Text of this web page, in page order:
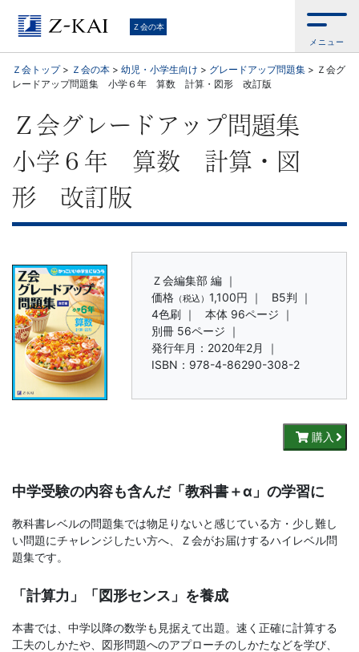
学
習
参
考
書
か
語
学
書、
幼
小
学
生
向
け
Ｚ会の本
メニュー
Ｚ会トップ> Ｚ会の本 > 幼児・小学生向け > グレードアップ問題集 > Ｚ会グ
レードアップ問題集 小学６年 算数 計算・図形 改訂版
Ｚ会グレードアップ問題集
小学６年 算数 計算・図
形 改訂版
Ｚ会編集部 編 ｜
価格 （税込）1,100円 ｜
B5判 ｜
4色刷 ｜
本体 96ページ ｜
別冊 56ページ ｜
発行年月：2020年2月 ｜
ISBN：978-4-86290-308-2
購入
中学受験の内容も含んだ「教科書＋α」の学習に
教科書レベルの問題集では物足りないと感じている方・少し難し
い問題にチャレンジしたい方へ、Ｚ会がお届けするハイレベル問
題集です。
「計算力」「図形センス」を養成
本書では、中学以降の数学も見据えて出題。速く正確に計算する
工夫のしかたや、図形問題へのアプローチのしかたなどを学び、